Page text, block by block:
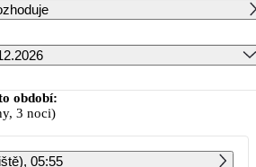
Prosinec 2026
ST ČT PÁ SO NE
období:
3 noci)
05:55